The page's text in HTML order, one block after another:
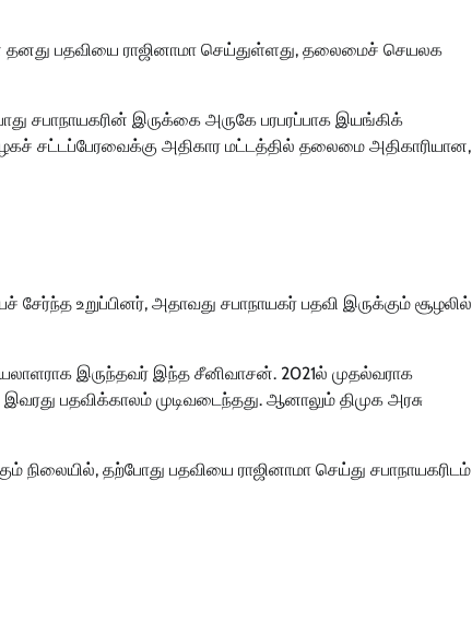
தனது பதவியை ராஜினாமா செய்துள்ளது, தலைமைச் செயலக
சபாநாயகரின் இருக்கை அருகே பரபரப்பாக இயங்கிக்
சட்டப்பேரவைக்கு அதிகார மட்டத்தில் தலைமை அதிகாரியான,
உறுப்பினர், அதாவது சபாநாயகர் பதவி இருக்கும் சூழலில்
இருந்தவர் இந்த சீனிவாசன். 2021ல் முதல்வராக
பதவிக்காலம் முடிவடைந்தது. ஆனாலும் திமுக அரசு
நிலையில், தற்போது பதவியை ராஜினாமா செய்து சபாநாயகரிடம்